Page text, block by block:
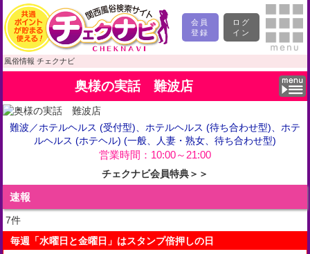
会員
登録
ログ
イン
風俗情報 チェクナビ
奥様の実話 難波店
難波／ホテルヘルス (受付型)、ホテルヘルス (待ち合わせ型)、ホテ
ルヘルス (ホテヘル) (一般、人妻・熟女、待ち合わせ型)
営業時間：10:00～21:00
チェクナビ会員特典＞＞
速報
7件
毎週「水曜日と金曜日」はスタンプ倍押しの日